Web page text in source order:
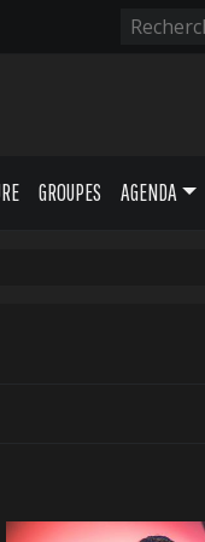
GROUPES AGENDA